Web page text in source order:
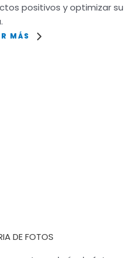
positivos y optimizar
MÁS
DE FOTOS